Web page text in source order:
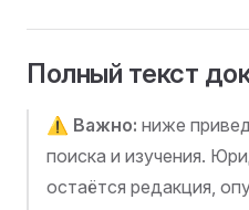
Полный текст
⚠️ Важно: ниже
поиска и изучения.
остаётся редакция,